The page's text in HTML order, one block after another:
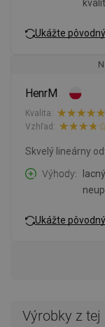
Ukážte
HenrM
Kvalita:
Vzhľad:
Skvelý lineárny
Výhody
Ukážte
Výrobky z tej